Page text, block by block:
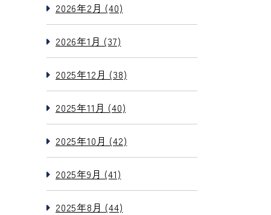
2026年2月 (40)
2026年1月 (37)
2025年12月 (38)
2025年11月 (40)
2025年10月 (42)
2025年9月 (41)
2025年8月 (44)